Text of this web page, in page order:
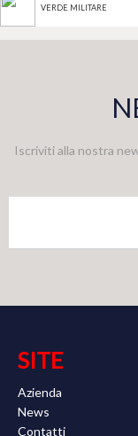
VERDE MILITARE
Iscriviti alla nostra
SITE
Azienda
News
Contatti